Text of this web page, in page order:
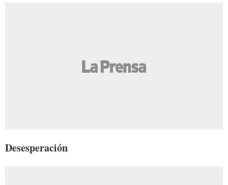
Desesperación